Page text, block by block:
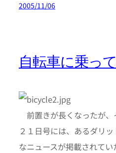
2005/11/06
自転車に乗っ
前置きが長くなったが、
２１日号には、あるダリ
なニュースが掲載されてい